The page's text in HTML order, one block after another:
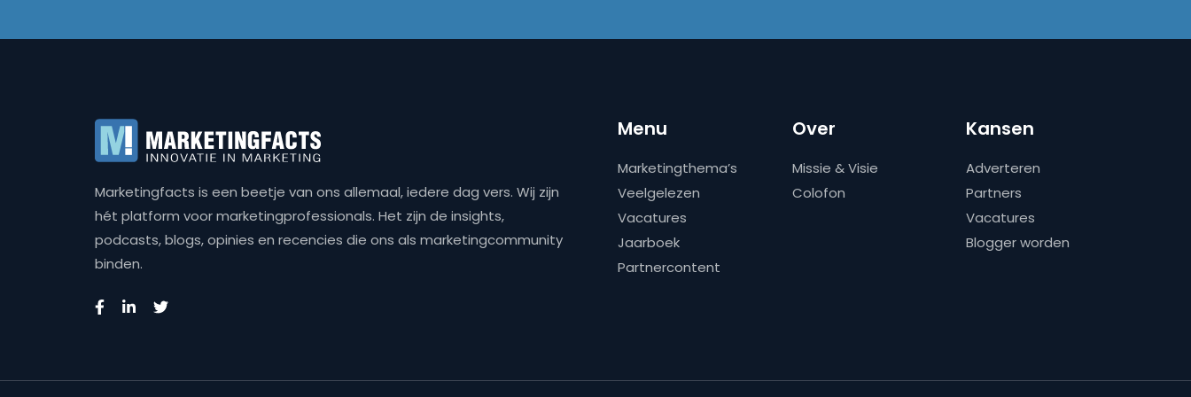
Marketingfacts is een beetje van ons allemaal, iedere dag vers. Wij zijn
hét platform voor marketingprofessionals. Het zijn de insights,
podcasts, blogs, opinies en recencies die ons als marketingcommunity
binden.
Menu
Marketingthema’s
Veelgelezen
Vacatures
Jaarboek
Partnercontent
Over
Missie & Visie
Colofon
Kansen
Adverteren
Partners
Vacatures
Blogger worden